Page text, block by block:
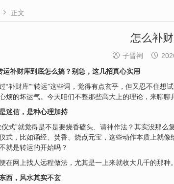
 正文
怎么补
 子晋祠 
运补财库到底怎么搞？别急，这几招真心实用
“补财库”“转运”这些词，觉得有点玄乎，但又忍不住想
烦的坏运气。今天咱们不整那些高大上的理论，来聊
是迷信，是种心理加持
仪式”就觉得是不是要烧香磕头、请神作法？其实没那么
式，比如诵经、焚香、烧点元宝，这些动作本质上就
就是转运的开始吗？
在网上找人远程做法，尤其是一上来就收大几千的那种
西， 风水其实不玄